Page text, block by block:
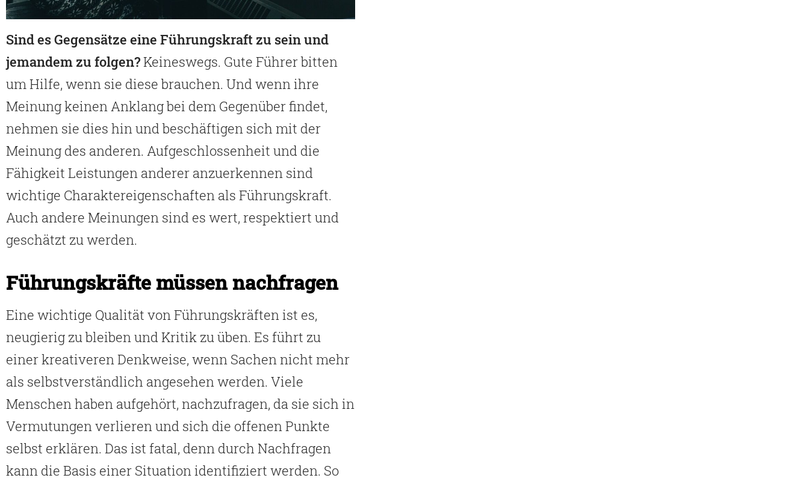
Sind es Gegensätze eine Führungskraft zu sein und
jemandem zu folgen?Keineswegs. Gute Führer bitten
um Hilfe, wenn sie diese brauchen. Und wenn ihre
Meinung keinen Anklang bei dem Gegenüber findet,
nehmen sie dies hin und beschäftigen sich mit der
Meinung des anderen. Aufgeschlossenheit und die
Fähigkeit Leistungen anderer anzuerkennen sind
wichtige Charaktereigenschaften als Führungskraft.
Auch andere Meinungen sind es wert, respektiert und
geschätzt zu werden.
Führungskräfte müssen nachfragen
Eine wichtige Qualität von Führungskräften ist es,
neugierig zu bleiben und Kritik zu üben. Es führt zu
einer kreativeren Denkweise, wenn Sachen nicht mehr
als selbstverständlich angesehen werden. Viele
Menschen haben aufgehört, nachzufragen, da sie sich in
Vermutungen verlieren und sich die offenen Punkte
selbst erklären. Das ist fatal, denn durch Nachfragen
kann die Basis einer Situation identifiziert werden. So